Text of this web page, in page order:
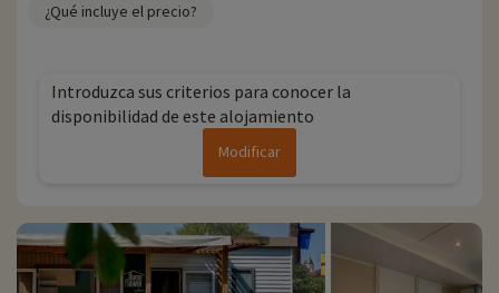
¿Qué incluye el precio?
Introduzca sus criterios para conocer la
disponibilidad de este alojamiento
Modificar